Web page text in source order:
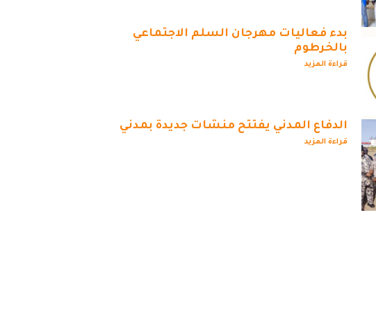
بدء فعاليات مهرجان السلم الاجتماعي
بالخرطوم
قراءة المزيد
الدفاع المدني يفتتح منشآت جديدة بمدني
قراءة المزيد